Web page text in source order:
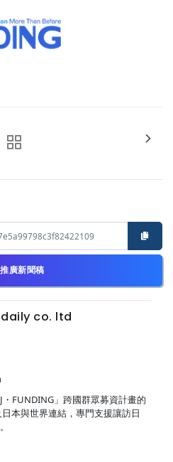
推廣新聞稿
daily co. ltd
FUNDING」跨國群眾募資計畫的
本與世界連結，專門支援讓訪日